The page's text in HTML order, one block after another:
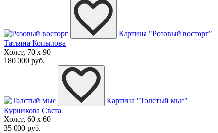
Картина "Розовый восторг"
Татьяна Копылова
Холст, 70 x 90
180 000 руб.
Картина "Толстый мыс"
Курникова Света
Холст, 60 x 60
35 000 руб.